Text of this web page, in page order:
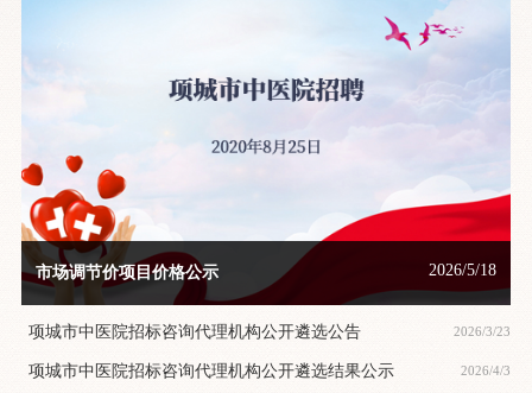
市场调节价项目价格公示 2026/5/18
项城市中医院招标咨询代理机构公开遴选公告 2026/3/23
项城市中医院招标咨询代理机构公开遴选结果公示 2026/4/3